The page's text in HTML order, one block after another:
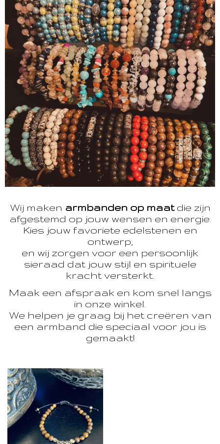
Wij maken armbanden op maatdie zijn
afgestemd op jouw wensen en energie.
Kies jouw favoriete edelstenen en
ontwerp,
en wij zorgen voor een persoonlijk
sieraad dat jouw stijl en spirituele
kracht versterkt.
Maak een afspraak en kom snel langs
in onze winkel.
We helpen je graag bij het creëren van
een armband die speciaal voor jou is
gemaakt!